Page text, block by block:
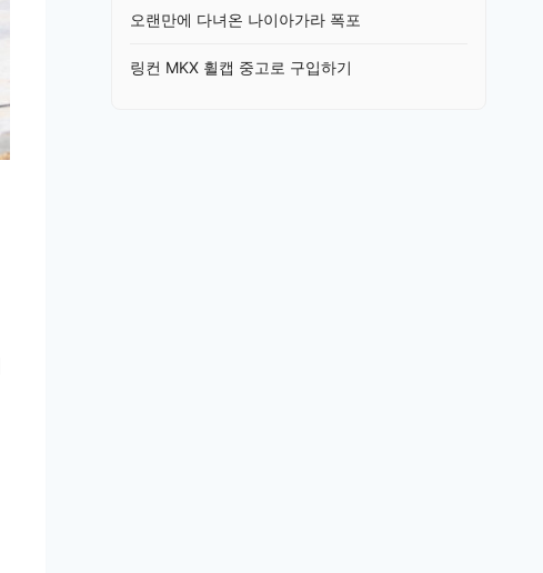
오랜만에 다녀온 나이아가라 폭포
링컨 MKX 휠캡 중고로 구입하기